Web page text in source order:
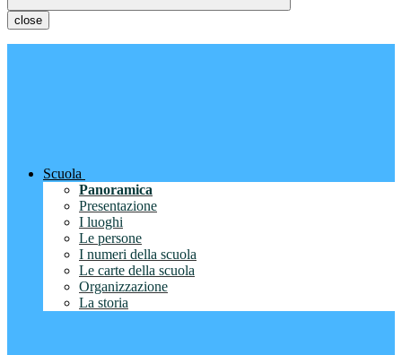
close
Scuola
Panoramica
Presentazione
I luoghi
Le persone
I numeri della scuola
Le carte della scuola
Organizzazione
La storia